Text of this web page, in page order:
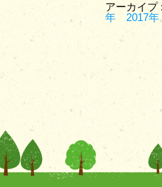
アーカイプ
年
2017年